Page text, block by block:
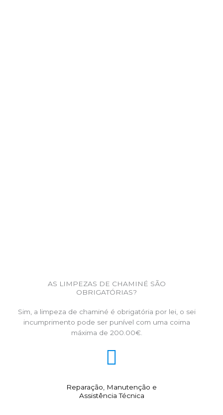
AS LIMPEZAS DE CHAMINÉ SÃO
OBRIGATÓRIAS?
Sim, a limpeza de chaminé é obrigatória por lei, o sei
incumprimento pode ser punível com uma coima
máxima de 200.00€.
Reparação, Manutenção e
Assistência Técnica